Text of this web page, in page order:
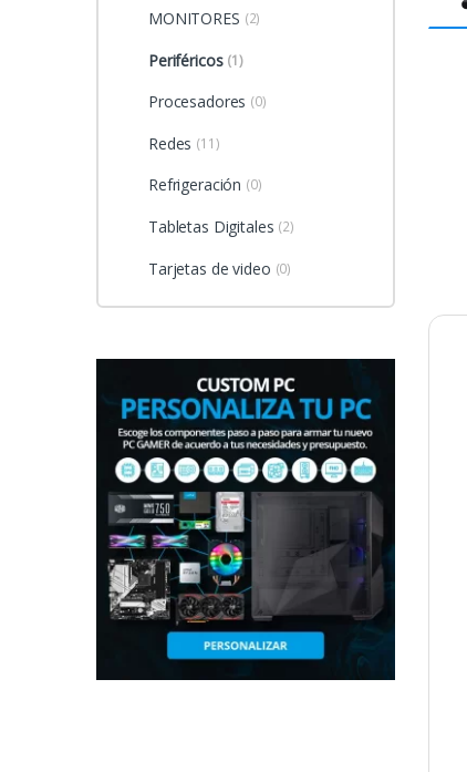
MONITORES (2)
Periféricos (1)
Procesadores (0)
Redes (11)
Refrigeración (0)
Tabletas Digitales (2)
Tarjetas de video (0)